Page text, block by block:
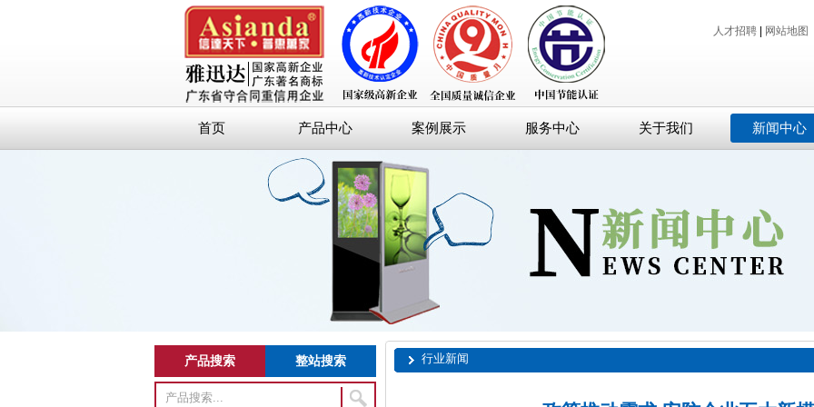
人才招聘| 网站地图
首页 产品中心 案例展示 服务中心 关于我们 新闻中心
产品搜索 整站搜索 行业新闻